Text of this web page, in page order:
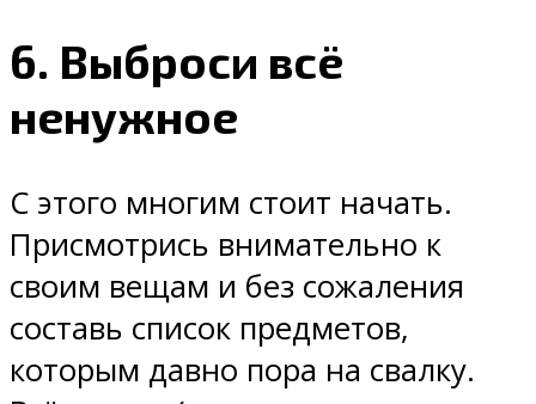
6. Выброси всё
ненужное
С этого многим стоит начать.
Присмотрись внимательно к
своим вещам и без сожаления
составь список предметов,
которым давно пора на свалку.